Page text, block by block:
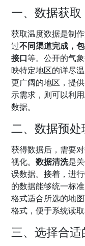
一、数据获取
获取温度数据是制
过不同渠道完成，
接口等。公开的气
映特定地区的详尽
更广阔的地区，提
示需求，则可以利
数据。
二、数据预处
获得数据后，需要
视化。数据清洗是
误数据。接着，进行
的数据能够统一标
格式适合所选的地
格式，便于系统读取
三、选择合